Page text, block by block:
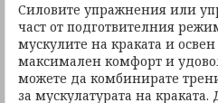
Силовите упражнения или
част от подготвителния
мускулите на краката и
максимален комфорт и
можете да комбинирате
за мускулатурата на